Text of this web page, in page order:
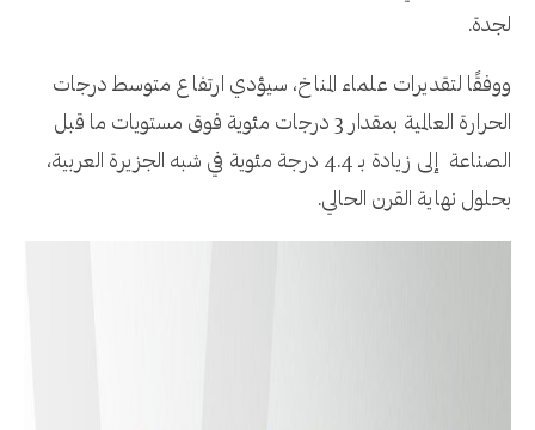
لجدة.
ووفقًا لتقديرات علماء المناخ، سيؤدي ارتفاع متوسط درجات
الحرارة العالمية بمقدار 3 درجات مئوية فوق مستويات ما قبل
الصناعة إلى زيادة بـ 4.4 درجة مئوية في شبه الجزيرة العربية،
بحلول نهاية القرن الحالي.